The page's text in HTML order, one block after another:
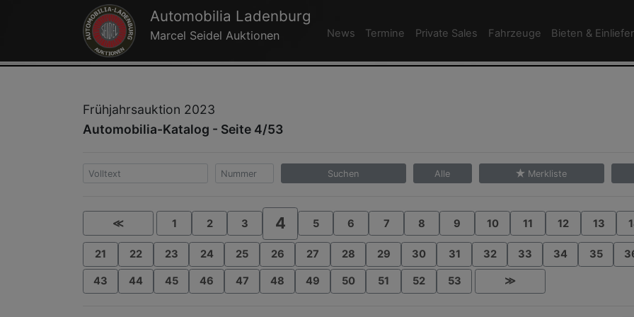
Automobilia Ladenburg
Marcel Seidel Auktionen News Termine Private Sales Fahrzeuge Bieten &
Frühjahrsauktion 2023
Automobilia-Katalog - Seite 4/53
Suchen Alle Merkliste
≪ 1 2 3 4 5 6 7 8 9 10 11 12 13
21 22 23 24 25 26 27 28 29 30 31 32 33 34 35
43 44 45 46 47 48 49 50 51 52 53 ≫